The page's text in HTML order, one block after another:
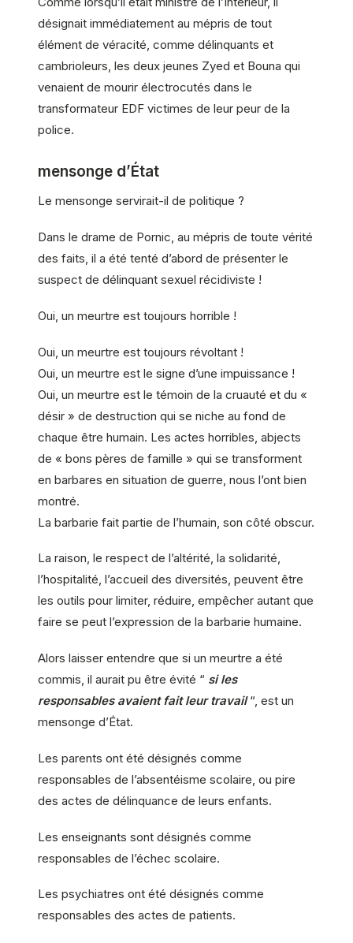
désignait immédiatement au mépris de tout
élément de véracité, comme délinquants et
cambrioleurs, les deux jeunes Zyed et Bouna qui
venaient de mourir électrocutés dans le
transformateur EDF victimes de leur peur de la
police.
mensonge d’État
Le mensonge servirait-il de politique ?
Dans le drame de Pornic, au mépris de toute vérité
des faits, il a été tenté d’abord de présenter le
suspect de délinquant sexuel récidiviste !
Oui, un meurtre est toujours horrible !
Oui, un meurtre est toujours révoltant !
Oui, un meurtre est le signe d’une impuissance !
Oui, un meurtre est le témoin de la cruauté et du «
désir » de destruction qui se niche au fond de
chaque être humain. Les actes horribles, abjects
de « bons pères de famille » qui se transforment
en barbares en situation de guerre, nous l’ont bien
montré.
La barbarie fait partie de l’humain, son côté obscur.
La raison, le respect de l’altérité, la solidarité,
l’hospitalité, l’accueil des diversités, peuvent être
les outils pour limiter, réduire, empêcher autant que
faire se peut l’expression de la barbarie humaine.
Alors laisser entendre que si un meurtre a été
commis, il aurait pu être évité “ si les
responsables avaient fait leur travail “, est un
mensonge d’État.
Les parents ont été désignés comme
responsables de l’absentéisme scolaire, ou pire
des actes de délinquance de leurs enfants.
Les enseignants sont désignés comme
responsables de l’échec scolaire.
Les psychiatres ont été désignés comme
responsables des actes de patients.